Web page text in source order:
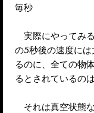
毎秒
実際にやってみ
の5秒後の速度に
るのに、全ての物
るとされているの
それは真空状態